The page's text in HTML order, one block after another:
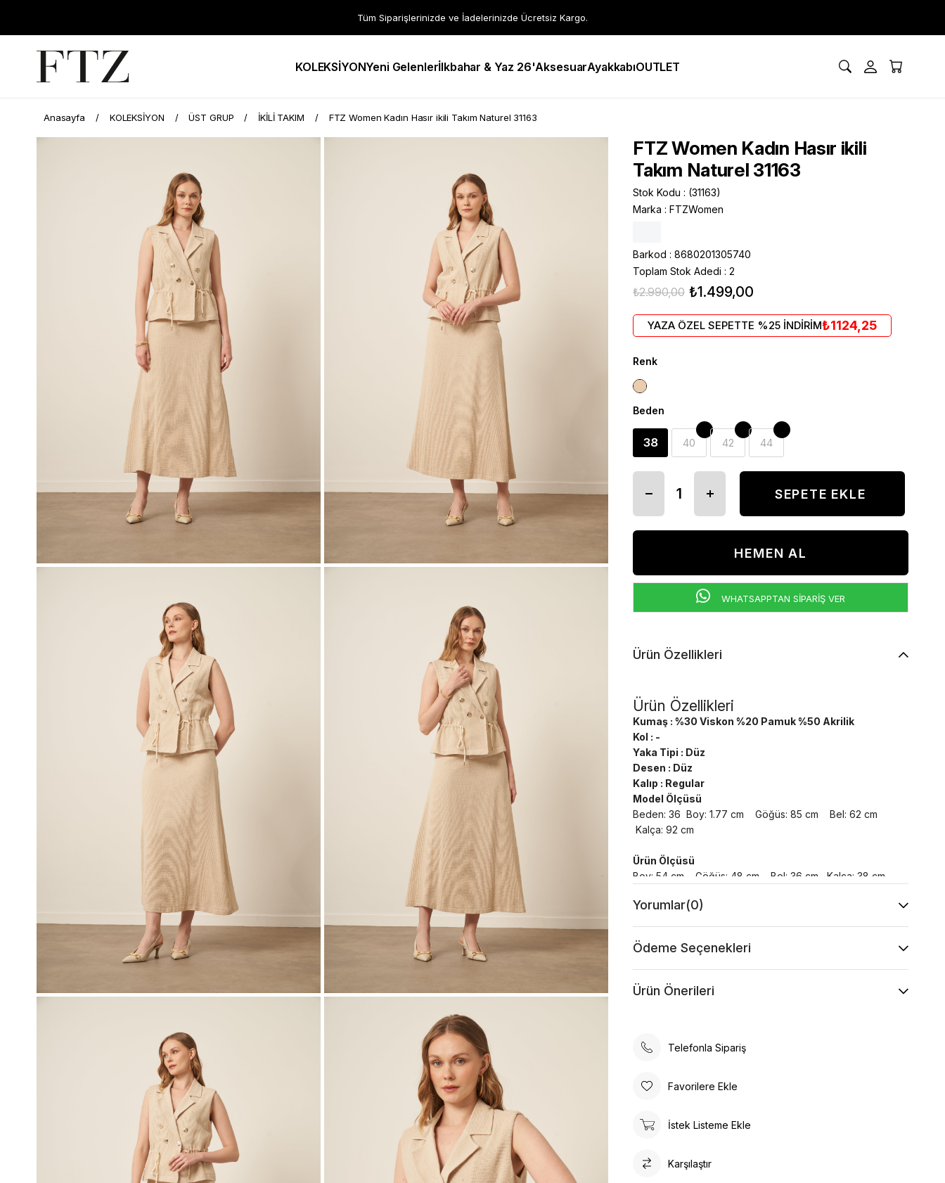
Tüm Siparişlerinizde ve İadelerinizde Ücretsiz Kargo.
KOLEKSİYONYeni Gelenlerİlkbahar & Yaz 26'AksesuarAyakkabıOUTLET
Anasayfa KOLEKSİYON ÜST GRUP İKİLİ TAKIM FTZ Women Kadın Hasır ikili Takım Naturel 31163
FTZ Women Kadın Hasır ikili
Takım Naturel 31163
Stok Kodu
(31163)
Marka : FTZWomen
Barkod : 8680201305740
Toplam Stok Adedi : 2
₺2.990,00 ₺1.499,00
YAZA ÖZEL SEPETTE %25 İNDİRİM₺1124,25
Renk
Beden
38 40 42 44
WHATSAPPTAN SİPARİŞ VER
Ürün Özellikleri
Ürün Özellikleri
Kumaş : %30 Viskon %20 Pamuk %50 Akrilik
Kol : -
Yaka Tipi : Düz
Desen : Düz
Kalıp : Regular
Model Ölçüsü
Beden: 36 Boy: 1.77 cm Göğüs: 85 cm Bel: 62 cm
Kalça: 92 cm
Ürün Ölçüsü
Boy: 54 cm Göğüs: 48 cm Bel: 36 cm Kalça: 38 cm
Yıkama Talimatı :
Kurutma Makinesinde Kurutulamaz
Çözücü Kullanınız
Yorumlar(0)
Ödeme Seçenekleri
Ürün Önerileri
Telefonla Sipariş
Favorilere Ekle
İstek Listeme Ekle
Karşılaştır